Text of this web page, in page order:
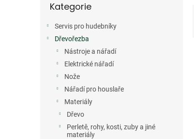
kategorie
Kategorie
Servis pro hudebníky
Dřevořezba
Nástroje a nářadí
Elektrické nářadí
Nože
Nářadí pro houslaře
Materiály
Dřevo
Perletě, rohy, kosti, zuby a jiné
materiály